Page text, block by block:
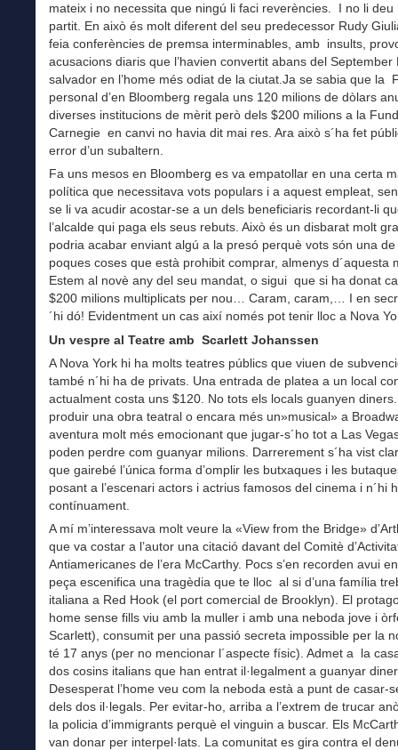
mateix i no necessita que ningú li faci reverències. I no li deu
partit. En això és molt diferent del seu predecessor Rudy
feia conferències de premsa interminables, amb insults,
acusacions diaris que l’havien convertit abans del September
salvador en l’home més odiat de la ciutat.Ja se sabia que la
personal d’en Bloomberg regala uns 120 milions de dòlars
diverses institucions de mèrit però dels $200 milions a la
Carnegie en canvi no havia dit mai res. Ara això s´ha fet
error d’un subaltern.
Fa uns mesos en Bloomberg es va empatollar en una certa
política que necessitava vots populars i a aquest empleat,
se li va acudir acostar-se a un dels beneficiaris recordant-li
l’alcalde qui paga els seus rebuts. Això és un disbarat molt
podria acabar enviant algú a la presó perquè vots són una de
poques coses que està prohibit comprar, almenys d´aquesta
Estem al novè any del seu mandat, o sigui que si ha donat
$200 milions multiplicats per nou… Caram, caram,… I en
´hi dó! Evidentment un cas així només pot tenir lloc a Nova
Un vespre al Teatre amb Scarlett Johanssen
A Nova York hi ha molts teatres públics que viuen de
també n´hi ha de privats. Una entrada de platea a un local
actualment costa uns $120. No tots els locals guanyen
produir una obra teatral o encara més un»musical» a
aventura molt més emocionant que jugar-s´ho tot a Las
poden perdre com guanyar milions. Darrerement s´ha vist
que gairebé l’única forma d’omplir les butxaques i les
posant a l’escenari actors i actrius famosos del cinema i n´hi
contínuament.
A mí m’interessava molt veure la «View from the Bridge»
que va costar a l’autor una citació davant del Comitè
Antiamericanes de l’era McCarthy. Pocs s’en recorden avui
peça escenifica una tragèdia que te lloc al si d’una família
italiana a Red Hook (el port comercial de Brooklyn). El
home sense fills viu amb la muller i amb una neboda jove i
Scarlett), consumit per una passió secreta impossible per la
té 17 anys (per no mencionar l´aspecte físic). Admet a la
dos cosins italians que han entrat il·legalment a guanyar
Desesperat l’home veu com la neboda està a punt de casar-
dels dos il·legals. Per evitar-ho, arriba a l’extrem de trucar
la policia d’immigrants perquè el vinguin a buscar. Els
van donar per interpel·lats. La comunitat es gira contra el